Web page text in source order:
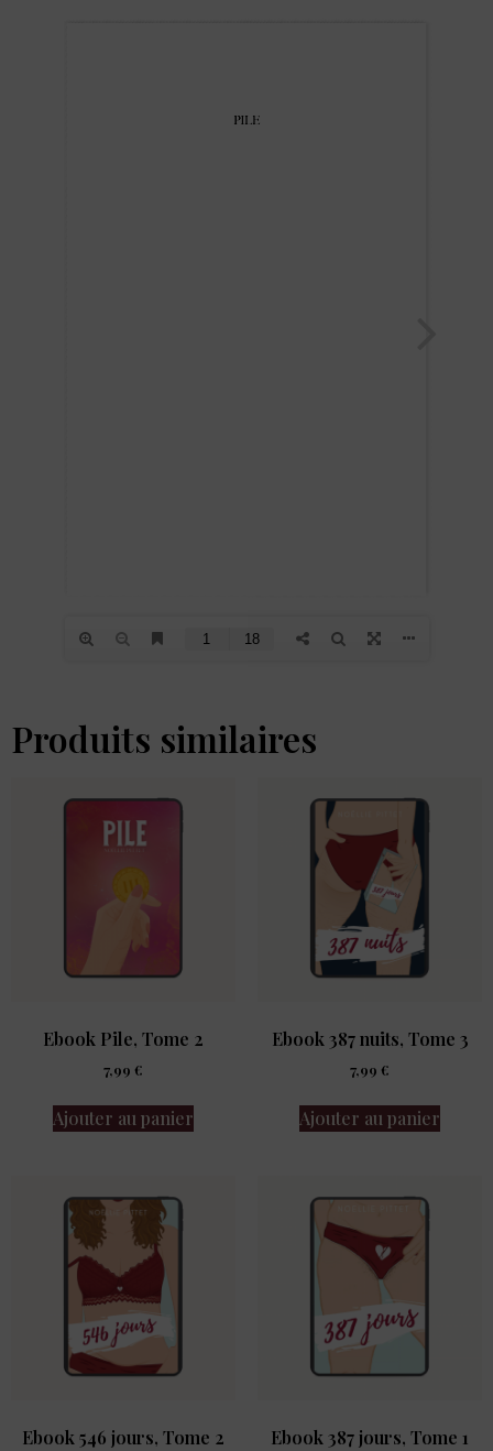
Produits similaires
Ebook Pile, Tome 2
7,99 €
Ajouter au panier
Ebook 387 nuits, Tome 3
7,99 €
Ajouter au panier
Ebook 546 jours, Tome 2 Ebook 387 jours, Tome 1